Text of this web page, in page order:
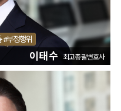
#부정행위
이태수 최고총괄변호사